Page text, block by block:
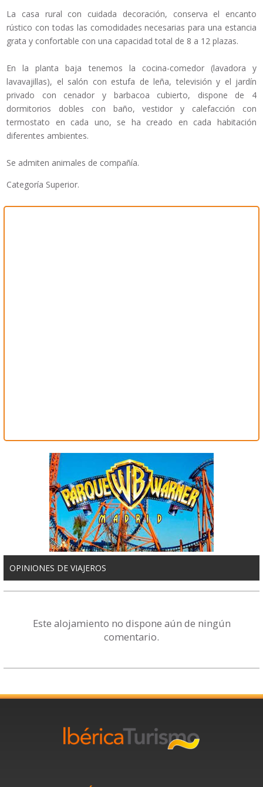
La casa rural con cuidada decoración, conserva el encanto
rústico con todas las comodidades necesarias para una estancia
grata y confortable con una capacidad total de 8 a 12 plazas.
En la planta baja tenemos la cocina-comedor (lavadora y
lavavajillas), el salón con estufa de leña, televisión y el jardín
privado con cenador y barbacoa cubierto, dispone de 4
dormitorios dobles con baño, vestidor y calefacción con
termostato en cada uno, se ha creado en cada habitación
diferentes ambientes.
Se admiten animales de compañía.
Categoría Superior.
OPINIONES DE VIAJEROS
Este alojamiento no dispone aún de ningún
comentario.